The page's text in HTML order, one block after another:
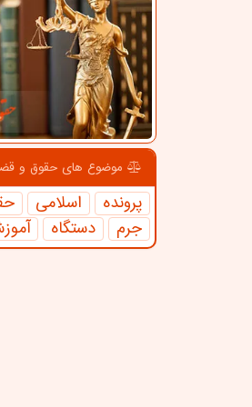
موضوع های حقوق و
پرونده اسلامی
جرم
دستگاه